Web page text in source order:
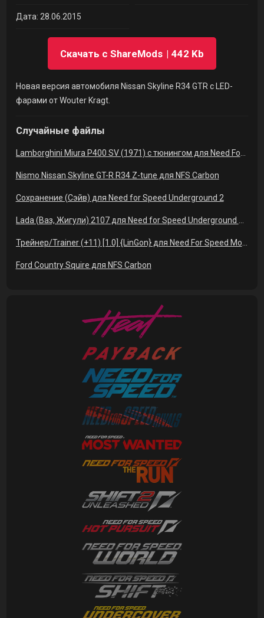
Новая версия автомобиля Nissan Skyline R34 GTR с LED-
фарами от Wouter Kragt.
Дата: 28.06.2015
Скачать с ShareMods 442 Kb
Случайные файлы
Nismo Nissan Skyline GT-R R34 Z-tune для NFS Carbon
Сохранение (Сэйв) для Need for Speed Underground 2
Ford Country Squire для NFS Carbon